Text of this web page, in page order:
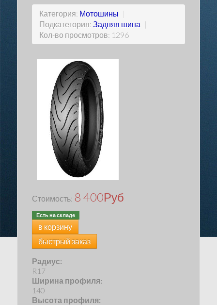
Категория: Мотошины |
Подкатегория: Задняя шина |
Кол-во просмотров: 1296
Стоимость: 8 400Руб
Есть на складе
в корзину
быстрый заказ
Радиус:
R17
Ширина профиля:
140
Высота профиля: